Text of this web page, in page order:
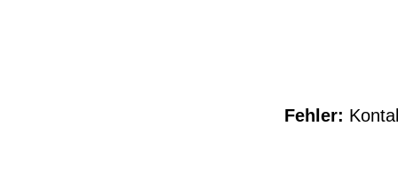
Fehler: